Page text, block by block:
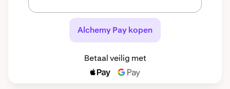
Alchemy Pay kopen
Betaal veilig met